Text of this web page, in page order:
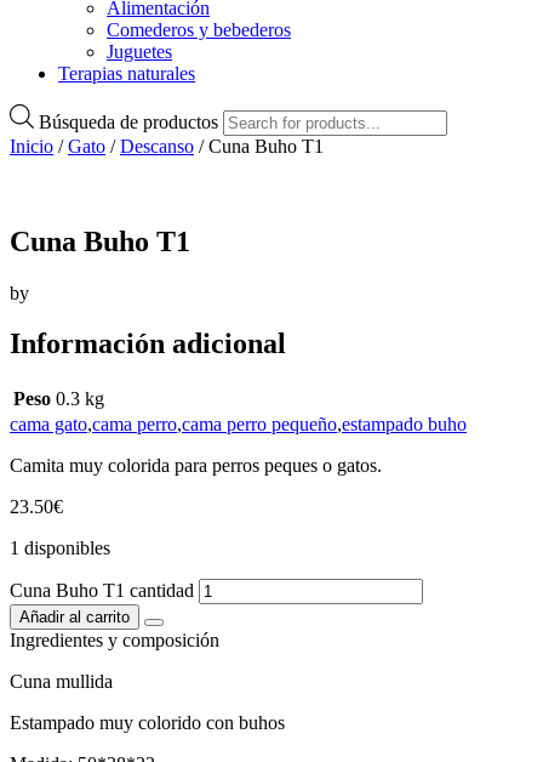
Alimentación
Comederos y bebederos
Juguetes
Terapias naturales
Búsqueda de productos
Inicio /Gato /Descanso / Cuna Buho T1
Cuna Buho T1
by
Información adicional
Peso 0.3 kg
cama gato,cama perro,cama perro pequeño,estampado buho
Camita muy colorida para perros peques o gatos.
23.50€
1 disponibles
Cuna Buho T1 cantidad
Añadir al carrito
Ingredientes y composición
Cuna mullida
Estampado muy colorido con buhos